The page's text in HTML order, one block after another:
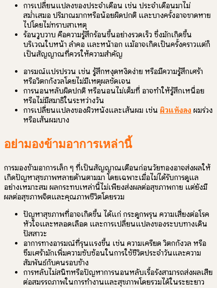
การเปลี่ยนแปลงของประจำเดือน เช่น ประจำเดือนมาไม่
สม่ำเสมอ ปริมาณมากหรือน้อยผิดปกติ และบางครั้งอาจขาดหาย
ไปโดยไม่ทราบสาเหตุ
ร้อนวูบวาบ คือความรู้สึกร้อนขึ้นอย่างรวดเร็ว ซึ่งมักเกิดขึ้น
บริเวณใบหน้า ลำคอ และหน้าอก แม้อาจเกิดเป็นครั้งคราวแต่ก็
เป็นสัญญาณที่ควรให้ความสำคัญ
อารมณ์แปรปรวน เช่น รู้สึกหงุดหงิดง่าย หรือมีความรู้สึกเศร้า
หรือวิตกกังวลโดยไม่มีเหตุผลชัดเจน
การนอนหลับผิดปกติ หรือนอนไม่เต็มที่ อาจทำให้รู้สึกเหนื่อย
หรือไม่มีสมาธิในระหว่างวัน
การเปลี่ยนแปลงของผิวหนังและเส้นผม เช่น ผิวแห้งลง ผมร่วง
หรือเส้นผมบาง
อย่ามองข้ามอาการเหล่านี้
การมองข้ามอาการเล็ก ๆ ที่เป็นสัญญาณเตือนก่อนวัยทองอาจส่งผลให้
เกิดปัญหาสุขภาพหลายด้านตามมา โดยเฉพาะเมื่อไม่ได้รับการดูแล
อย่างเหมาะสม ผลกระทบเหล่านี้ไม่เพียงส่งผลต่อสุขภาพกาย แต่ยังมี
ผลต่อสุขภาพจิตและคุณภาพชีวิตโดยรวม
ปัญหาสุขภาพที่อาจเกิดขึ้น ได้แก่ กระดูกพรุน ความเสี่ยงต่อโรค
หัวใจและหลอดเลือด และการเปลี่ยนแปลงของระบบทางเดิน
ปัสสาวะ
อาการทางอารมณ์ที่รุนแรงขึ้น เช่น ความเครียด วิตกกังวล หรือ
ซึมเศร้ามักเพิ่มความซับซ้อนในการใช้ชีวิตประจำวันและความ
สัมพันธ์กับคนรอบข้าง
การหลับไม่สนิทหรือปัญหาการนอนหลับเรื้อรังสามารถส่งผลเสีย
ต่อสมรรถภาพในการทำงานและสุขภาพโดยรวมได้ในระยะยาว